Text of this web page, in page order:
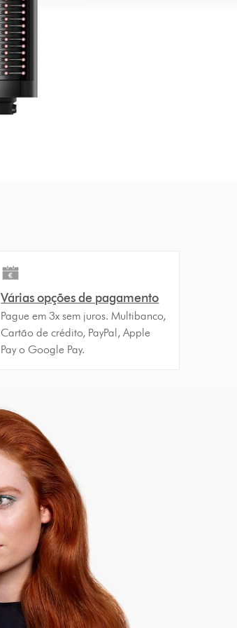
Várias opções de pagamento
Pague em 3x sem juros. Multibanco,
Cartão de crédito, PayPal, Apple
Pay o Google Pay.